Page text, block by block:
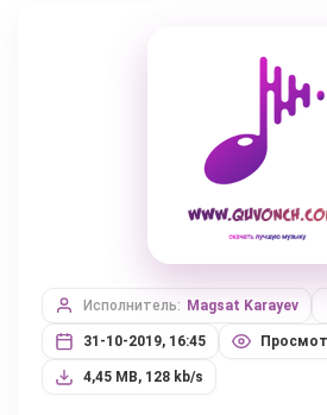
Исполнитель: Magsat Karayev
31-10-2019, 16:45
4,45 MB, 128 kb/s